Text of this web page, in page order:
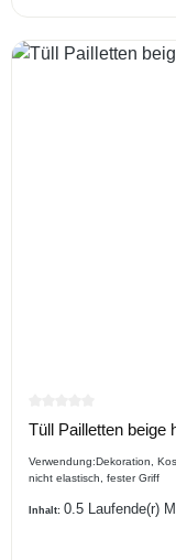
Durchschnittliche
Tüll Pailletten beige
Verwendung:Dekoration,
nicht elastisch, fester Griff
Inhalt: 0.5 Laufende(r)